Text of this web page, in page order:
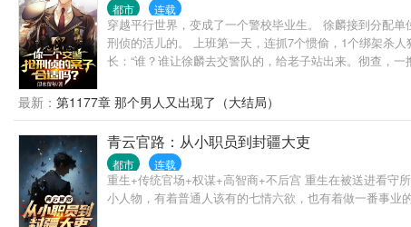
都市 连载
穿越平行世界，变成了一个警校毕业生。 徐麟接到分配
刑侦的活儿的。 上班第一天，连抓7个惯偷，1个绑架杀
长：“谁？谁让徐麟去交警队的，给老子站出来。彻查，
最新： 第1177章 那个男人又出现了（大结局）
青云官路：从小职员到封疆大吏
都市 连载
重生+传统官场+权谋+高智商+不后宫 重生在被送进看守
小人物，有着普通人该有的七情六欲，也有着做一番事业